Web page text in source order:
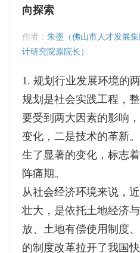
向探索
作者： 朱墨（佛山市人才发展
计研究院原院长）
1. 规划行业发展环境的
规划是社会实践工程，
要受到两大因素的影响
变化，二是技术的革新
生了显著的变化，标志
阵痛期。
从社会经济环境来说，
壮大，是依托土地经济
放、土地有偿使用制度
的制度改革拉开了我国